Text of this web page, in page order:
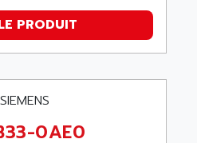
PRODUIT
0AE0